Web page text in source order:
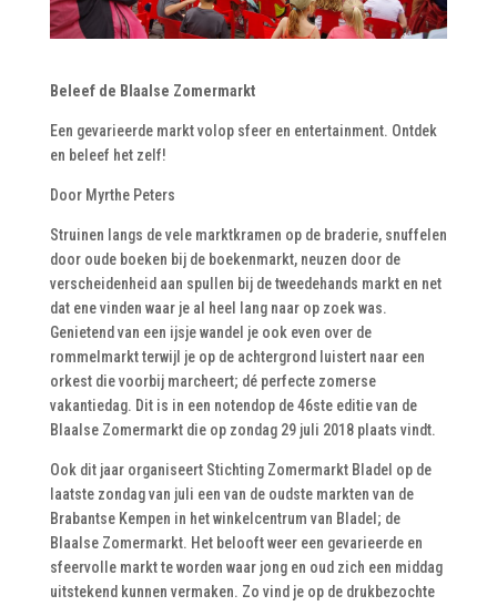
Beleef de Blaalse Zomermarkt
Een gevarieerde markt volop sfeer en entertainment. Ontdek
en beleef het zelf!
Door Myrthe Peters
Struinen langs de vele marktkramen op de braderie, snuffelen
door oude boeken bij de boekenmarkt, neuzen door de
verscheidenheid aan spullen bij de tweedehands markt en net
dat ene vinden waar je al heel lang naar op zoek was.
Genietend van een ijsje wandel je ook even over de
rommelmarkt terwijl je op de achtergrond luistert naar een
orkest die voorbij marcheert; dé perfecte zomerse
vakantiedag. Dit is in een notendop de 46ste editie van de
Blaalse Zomermarkt die op zondag 29 juli 2018 plaats vindt.
Ook dit jaar organiseert Stichting Zomermarkt Bladel op de
laatste zondag van juli een van de oudste markten van de
Brabantse Kempen in het winkelcentrum van Bladel; de
Blaalse Zomermarkt. Het belooft weer een gevarieerde en
sfeervolle markt te worden waar jong en oud zich een middag
uitstekend kunnen vermaken. Zo vind je op de drukbezochte